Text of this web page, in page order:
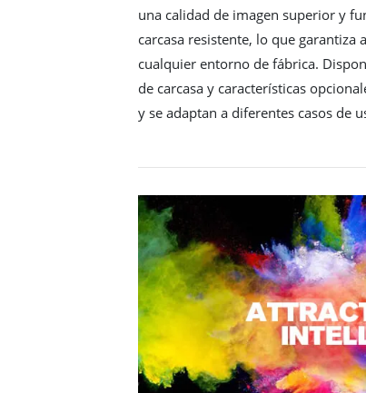
una calidad de imagen superior y
carcasa resistente, lo que
cualquier entorno de fábrica.
de carcasa y características
y se adaptan a diferentes casos de